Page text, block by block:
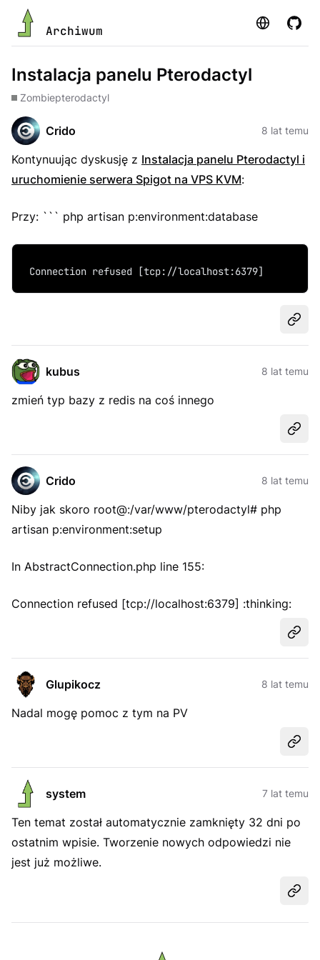
Archiwum Strona
Instalacja panelu Pterodactyl
Zombiepterodactyl
Crido 8 lat temu
Kontynuując dyskusję z Instalacja panelu Pterodactyl i
uruchomienie serwera Spigot na VPS KVM:
Przy: ``` php artisan p:environment:database
Connection refused [tcp://localhost:6379]
kubus 8 lat temu
zmień typ bazy z redis na coś innego
Crido 8 lat temu
Niby jak skoro root@:/var/www/pterodactyl# php
artisan p:environment:setup
In AbstractConnection.php line 155:
Connection refused [tcp://localhost:6379] :thinking:
Glupikocz 8 lat temu
Nadal mogę pomoc z tym na PV
system 7 lat temu
Ten temat został automatycznie zamknięty 32 dni po
ostatnim wpisie. Tworzenie nowych odpowiedzi nie
jest już możliwe.